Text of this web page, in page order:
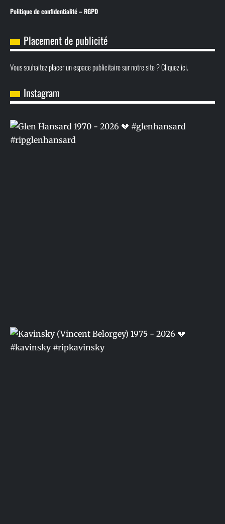
Politique de confidentialité – RGPD
Placement de publicité
Vous souhaitez placer un espace publicitaire sur notre site ? Cliquez ici.
Instagram